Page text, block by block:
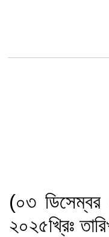
(০৩ ডিসেম্বর
২০২৫খ্রিঃ